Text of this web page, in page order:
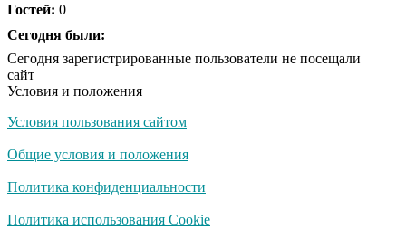
Ржу не переставая, это
не раз
Скрытая камера на
люди вытворяют, когда
Ролик длится
Гостей: 0
Сегодня были:
Сегодня зарегистрированные пользователи не посещали
сайт
Условия и положения
Условия пользования сайтом
Общие условия и положения
Политика конфиденциальности
Политика использования Cookie